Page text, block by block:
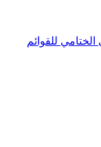
للقوائم